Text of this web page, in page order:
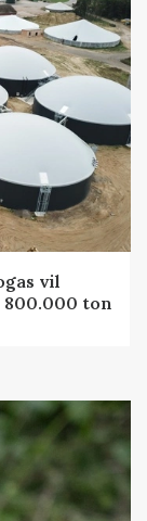
vil
800.000 ton